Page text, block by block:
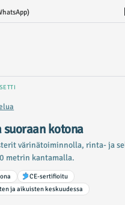
kotona
värinätoiminnolla, rinta- ja
metrin kantamalla.
CE-sertifioitu
ja aikuisten keskuudessa